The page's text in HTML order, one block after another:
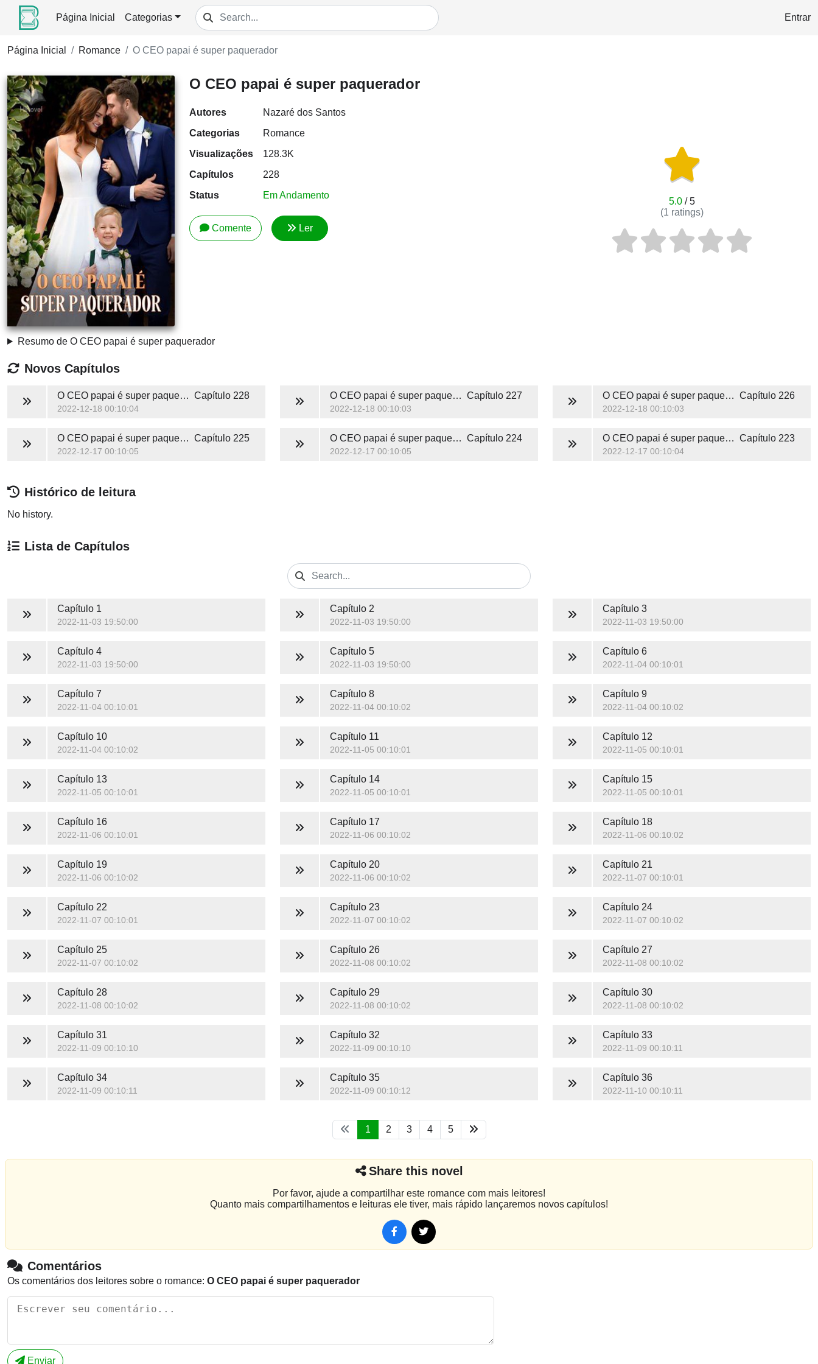
Página Inicial Categorias Entrar
Página Inicial Romance O CEO papai é super paquerador
O CEO papai é super paquerador
Autores
Nazaré dos Santos
Categorias
Romance
Visualizações
128.3K
Capítulos
228
Status
Em Andamento
Comente Ler
5.0/ 5
(1 ratings)
Resumo de O CEO papai é super paquerador
Novos Capítulos
O CEO papai é super paquerador Capítulo 228
2022-12-18 00:10:04
O CEO papai é super paquerador Capítulo 227
2022-12-18 00:10:03
O CEO papai é super paquerador Capítulo 226
2022-12-18 00:10:03
O CEO papai é super paquerador Capítulo 225
2022-12-17 00:10:05
O CEO papai é super paquerador Capítulo 224
2022-12-17 00:10:05
O CEO papai é super paquerador Capítulo 223
2022-12-17 00:10:04
Histórico de leitura
No history.
Lista de Capítulos
Capítulo 1
2022-11-03 19:50:00
Capítulo 2
2022-11-03 19:50:00
Capítulo 3
2022-11-03 19:50:00
Capítulo 4
2022-11-03 19:50:00
Capítulo 5
2022-11-03 19:50:00
Capítulo 6
2022-11-04 00:10:01
Capítulo 7
2022-11-04 00:10:01
Capítulo 8
2022-11-04 00:10:02
Capítulo 9
2022-11-04 00:10:02
Capítulo 10
2022-11-04 00:10:02
Capítulo 11
2022-11-05 00:10:01
Capítulo 12
2022-11-05 00:10:01
Capítulo 13
2022-11-05 00:10:01
Capítulo 14
2022-11-05 00:10:01
Capítulo 15
2022-11-05 00:10:01
Capítulo 16
2022-11-06 00:10:01
Capítulo 17
2022-11-06 00:10:02
Capítulo 18
2022-11-06 00:10:02
Capítulo 19
2022-11-06 00:10:02
Capítulo 20
2022-11-06 00:10:02
Capítulo 21
2022-11-07 00:10:01
Capítulo 22
2022-11-07 00:10:01
Capítulo 23
2022-11-07 00:10:02
Capítulo 24
2022-11-07 00:10:02
Capítulo 25
2022-11-07 00:10:02
Capítulo 26
2022-11-08 00:10:02
Capítulo 27
2022-11-08 00:10:02
Capítulo 28
2022-11-08 00:10:02
Capítulo 29
2022-11-08 00:10:02
Capítulo 30
2022-11-08 00:10:02
Capítulo 31
2022-11-09 00:10:10
Capítulo 32
2022-11-09 00:10:10
Capítulo 33
2022-11-09 00:10:11
Capítulo 34
2022-11-09 00:10:11
Capítulo 35
2022-11-09 00:10:12
Capítulo 36
2022-11-10 00:10:11
1 2 3 4 5
Share this novel
Por favor, ajude a compartilhar este romance com mais leitores!
Quanto mais compartilhamentos e leituras ele tiver, mais rápido lançaremos novos capítulos!
Comentários
Os comentários dos leitores sobre o romance: O CEO papai é super paquerador
Enviar